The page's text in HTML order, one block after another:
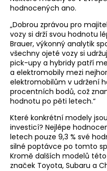
hodnocených ano.
„Dobrou zprávou pro
vozy si drží svou hodnotu
Brauer, výkonný analytik
všechny ojeté vozy si
pick-upy a hybridy patří
a elektromobily mezi
elektromobilům v udržení
procentních bodů, což
hodnotu po pěti letech.“
Které konkrétní modely
investicí? Nejlépe
letech pouze 9,3 % své
silné poptávce po tomto
Kromě dalších modelů
značek Toyota, Subaru a